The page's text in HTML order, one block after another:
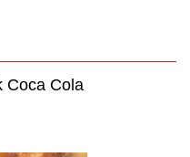
Coca Cola